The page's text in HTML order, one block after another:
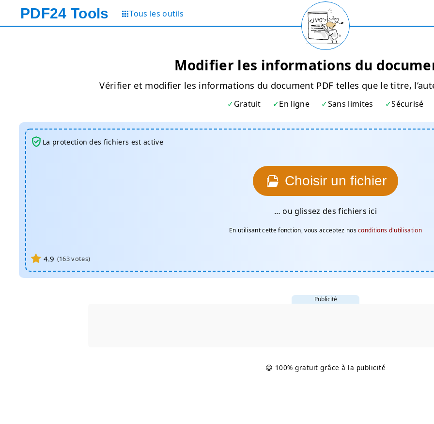
PDF24 Tools Tous les outils
Modifier les informations du
Vérifier et modifier les informations du document PDF telles que le titre,
Gratuit En ligne Sans limites Sécurisé
Choisir un fichier
… ou glissez des fichiers ici
En utilisant cette fonction, vous acceptez nosconditions d'utilisation
4.9 (163votes)
La protection des fichiers est active
Publicité
😀 100% gratuit grâce à la publicité